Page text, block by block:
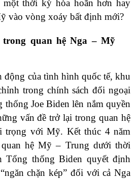
một thời kỳ hòa hoãn hơn hay
vào vòng xoáy bất định mới?
quan hệ Nga – Mỹ
động của tình hình quốc tế, khu
trong chính sách đối ngoại
Joe Biden lên nắm quyền
vấn đề trở lại trong quan hệ
trọng với Mỹ. Kết thúc 4 năm
hệ Mỹ – Trung dưới thời
Tổng thống Biden quyết định
chặn kép” đối với cả Nga